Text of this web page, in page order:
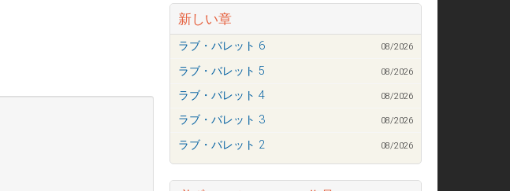
新しい章
ラブ・バレット 6 08/2026
ラブ・バレット 5 08/2026
ラブ・バレット 4 08/2026
ラブ・バレット 3 08/2026
ラブ・バレット 2 08/2026